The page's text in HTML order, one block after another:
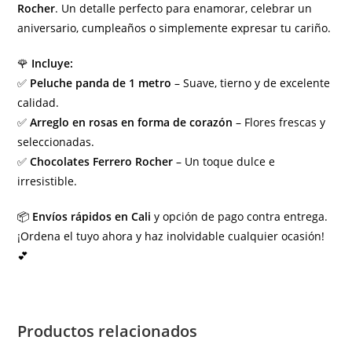
Rocher. Un detalle perfecto para enamorar, celebrar un
aniversario, cumpleaños o simplemente expresar tu cariño.
🌹 Incluye:
✅ Peluche panda de 1 metro – Suave, tierno y de excelente
calidad.
✅Arreglo en rosas en forma de corazón – Flores frescas y
seleccionadas.
✅Chocolates Ferrero Rocher – Un toque dulce e
irresistible.
📦 Envíos rápidos en Cali y opción de pago contra entrega.
¡Ordena el tuyo ahora y haz inolvidable cualquier ocasión!
💕
Productos relacionados